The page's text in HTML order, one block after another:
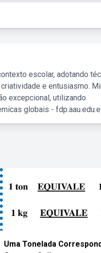
escolar, adotando
e entusiasmo.
excepcional, utilizando
globais -
Uma Tonelada